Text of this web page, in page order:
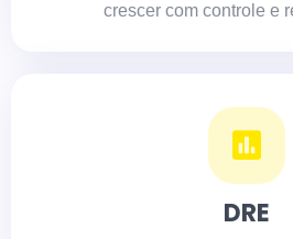
crescer com controle e
DRE